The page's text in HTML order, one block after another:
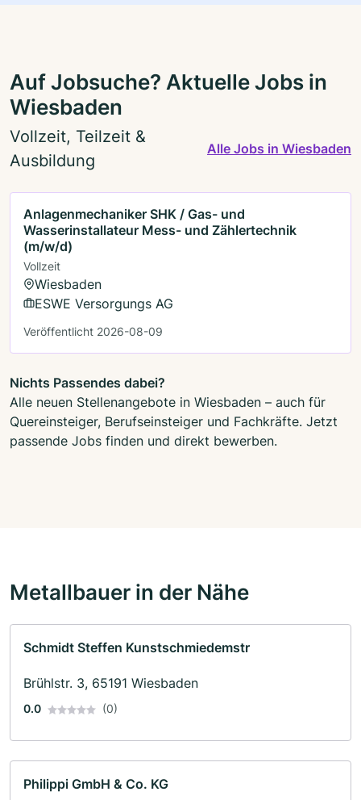
Auf Jobsuche? Aktuelle Jobs in
Wiesbaden
Vollzeit, Teilzeit &
Ausbildung
Alle Jobs in Wiesbaden
Anlagenmechaniker SHK / Gas- und
Wasserinstallateur Mess- und Zählertechnik
(m/w/d)
Vollzeit
Wiesbaden
ESWE Versorgungs AG
Veröffentlicht 2026-08-09
Nichts Passendes dabei?
Alle neuen Stellenangebote in Wiesbaden – auch für
Quereinsteiger, Berufseinsteiger und Fachkräfte. Jetzt
passende Jobs finden und direkt bewerben.
Metallbauer in der Nähe
Schmidt Steffen Kunstschmiedemstr
Brühlstr. 3, 65191 Wiesbaden
0.0 (0)
Philippi GmbH & Co. KG